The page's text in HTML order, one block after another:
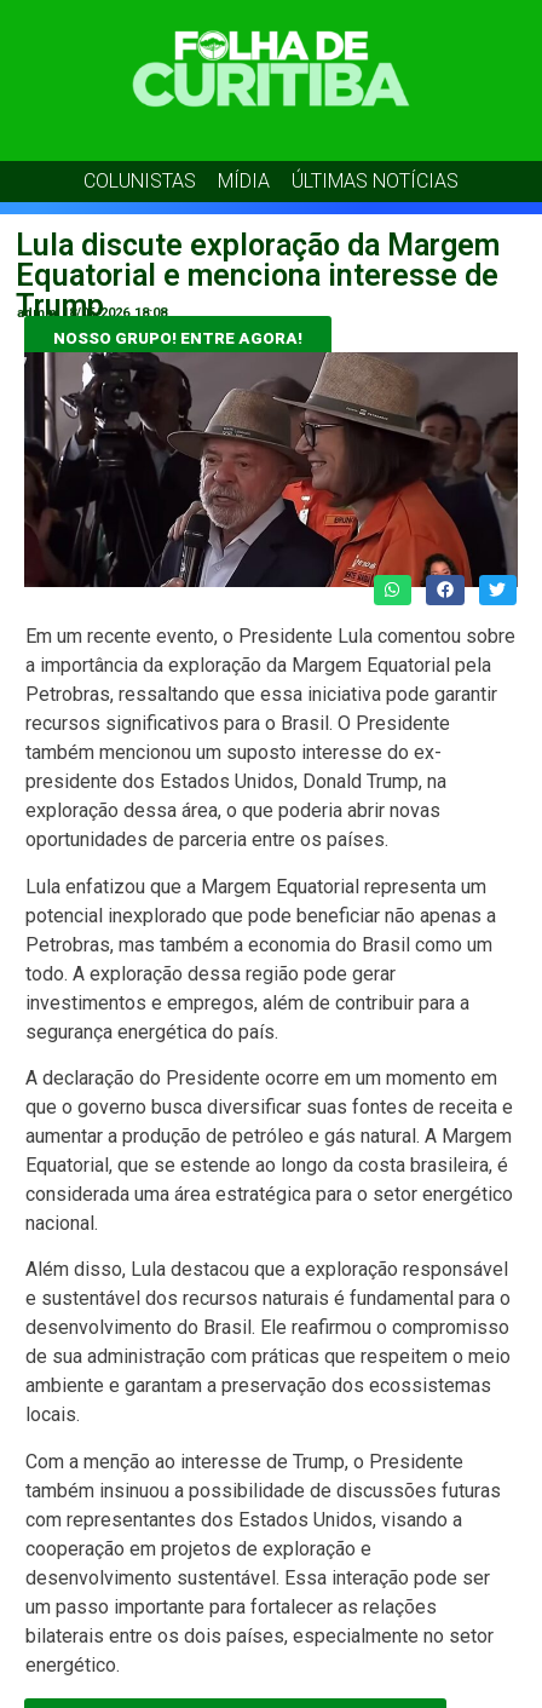
COLUNISTAS MÍDIA ÚLTIMAS NOTÍCIAS
Lula discute exploração da Margem
Equatorial e menciona interesse de
Trump
admin 18/05/2026 18:08
NOSSO GRUPO! ENTRE AGORA!
Em um recente evento, o Presidente Lula comentou sobre
a importância da exploração da Margem Equatorial pela
Petrobras, ressaltando que essa iniciativa pode garantir
recursos significativos para o Brasil. O Presidente
também mencionou um suposto interesse do ex-
presidente dos Estados Unidos, Donald Trump, na
exploração dessa área, o que poderia abrir novas
oportunidades de parceria entre os países.
Lula enfatizou que a Margem Equatorial representa um
potencial inexplorado que pode beneficiar não apenas a
Petrobras, mas também a economia do Brasil como um
todo. A exploração dessa região pode gerar
investimentos e empregos, além de contribuir para a
segurança energética do país.
A declaração do Presidente ocorre em um momento em
que o governo busca diversificar suas fontes de receita e
aumentar a produção de petróleo e gás natural. A Margem
Equatorial, que se estende ao longo da costa brasileira, é
considerada uma área estratégica para o setor energético
nacional.
Além disso, Lula destacou que a exploração responsável
e sustentável dos recursos naturais é fundamental para o
desenvolvimento do Brasil. Ele reafirmou o compromisso
de sua administração com práticas que respeitem o meio
ambiente e garantam a preservação dos ecossistemas
locais.
Com a menção ao interesse de Trump, o Presidente
também insinuou a possibilidade de discussões futuras
com representantes dos Estados Unidos, visando a
cooperação em projetos de exploração e
desenvolvimento sustentável. Essa interação pode ser
um passo importante para fortalecer as relações
bilaterais entre os dois países, especialmente no setor
energético.